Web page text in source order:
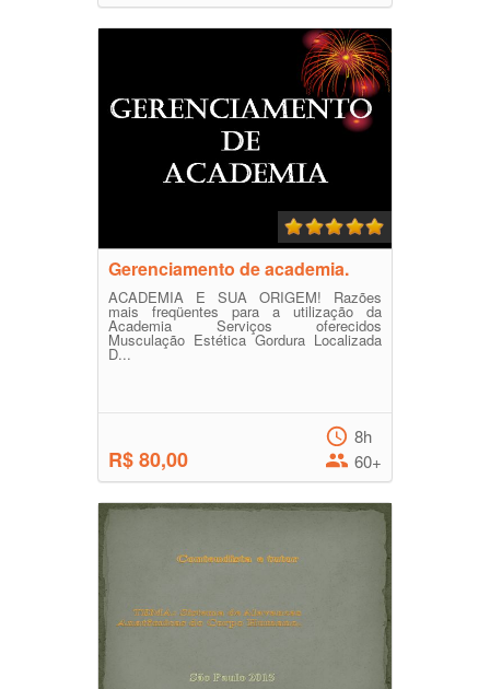
Gerenciamento de academia.
ACADEMIA E SUA ORIGEM! Razões
mais freqüentes para a utilização da
Academia Serviços oferecidos
Musculação Estética Gordura Localizada
D...
R$ 80,00
8h
60+